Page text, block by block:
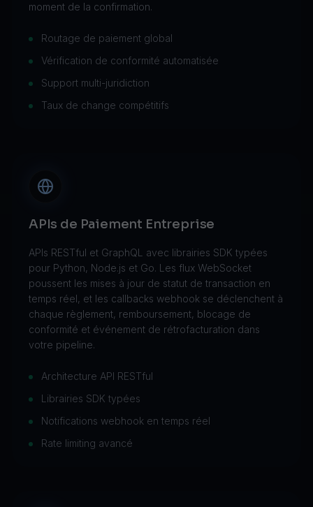
moment de la confirmation.
Routage de paiement global
Vérification de conformité automatisée
Support multi-juridiction
Taux de change compétitifs
APIs de Paiement Entreprise
APIs RESTful et GraphQL avec librairies SDK typées
pour Python, Node.js et Go. Les flux WebSocket
poussent les mises à jour de statut de transaction en
temps réel, et les callbacks webhook se déclenchent à
chaque règlement, remboursement, blocage de
conformité et événement de rétrofacturation dans
votre pipeline.
Architecture API RESTful
Librairies SDK typées
Notifications webhook en temps réel
Rate limiting avancé